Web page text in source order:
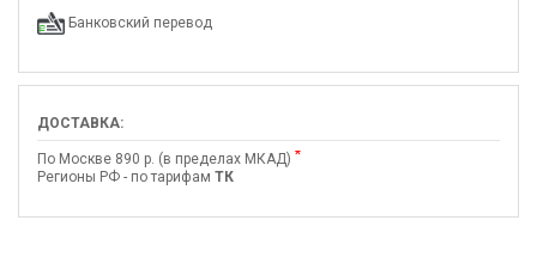
Банковский перевод
ДОСТАВКА:
По Москве 890 р. (в пределах МКАД) *
Регионы РФ - по тарифам ТК